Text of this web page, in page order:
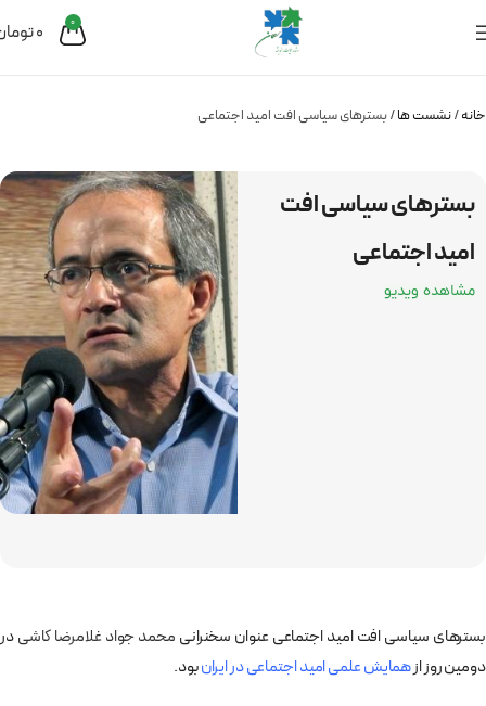
0
0
خانه نشست ها بسترهای سیاسی افت امید اجتماعی
بسترهای سیاسی افت
امید اجتماعی
مشاهده ویدیو
بسترهای سیاسی افت امید اجتماعی عنوان سخنرانی محمد جواد غلامرضا کاشیدر
دومین روز ازهمایش علمی امید اجتماعی در ایرانبود.